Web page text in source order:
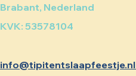
Brabant, Nederland
KVK: 53578104
info@tipitentslaapfeestje.nl